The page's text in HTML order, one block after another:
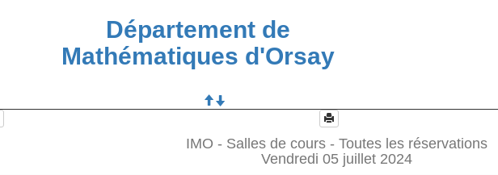
Département de
Mathématiques d'Orsay
IMO - Salles de cours - Toutes les réservations
Vendredi 05 juillet 2024